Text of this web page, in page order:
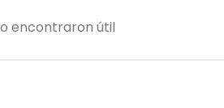
encontraron útil